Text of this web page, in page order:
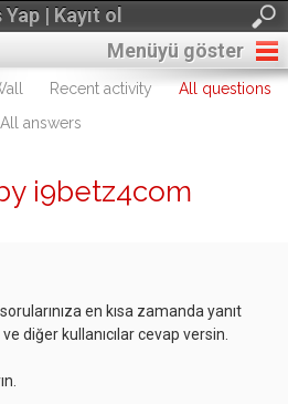
| Kayıt ol
Menüyü göster
Recent activity
All questions
All answers
i9betz4com
en kısa zamanda yanıt
diğer kullanıcılar cevap versin.